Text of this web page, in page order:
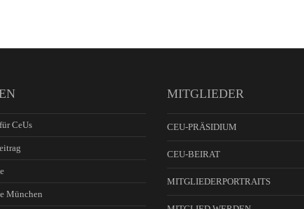
CeUs
München
MITGLIEDER
CEU-PRÄSIDIUM
CEU-BEIRAT
MITGLIEDERPORTRAITS